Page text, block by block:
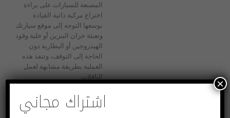
المصنعة للسيارات على براءة
اختراع مركبة ذاتية القيادة
بوسعها التوجه إلى موقع سيارتك
وتعبئة خزان البنزين أو خلية وقود
الهيدروجين أو البطارية دون
الحاجة إلى التوقف، وتنفذ هذه
العملية بطريقة مشابهة لعمل
الناقلات…
اشتراك مجاني
×